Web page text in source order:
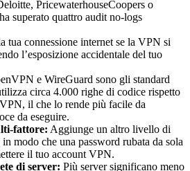
PricewaterhouseCoopers o
superato quattro audit no-logs
tua connessione internet se la VPN si
l’esposizione accidentale del tuo
e WireGuard sono gli standard
circa 4.000 righe di codice rispetto
il che lo rende più facile da
da eseguire.
fattore: Aggiunge un altro livello di
in modo che una password rubata da sola
il tuo account VPN.
di server: Più server significano meno